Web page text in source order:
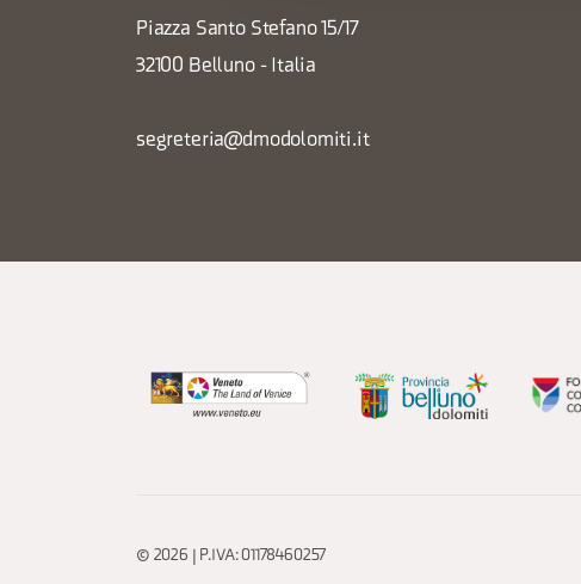
Piazza Santo Stefano 15/17
32100 Belluno - Italia
segreteria@dmodolomiti.it
© 2026 | P.IVA: 01178460257